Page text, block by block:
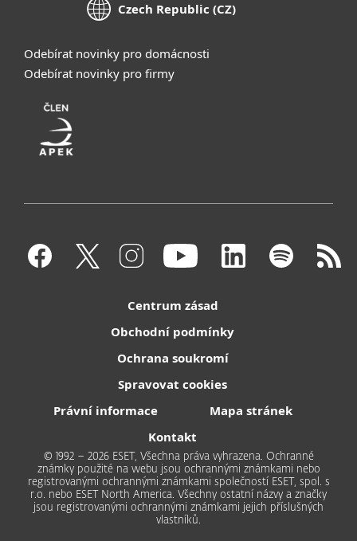
Czech Republic (CZ)
Odebírat novinky pro domácnosti
Odebírat novinky pro firmy
Centrum zásad
Obchodní podmínky
Ochrana soukromí
Spravovat cookies
Právní informace
Mapa stránek
Kontakt
© 1992 – 2026 ESET, Všechna práva vyhrazena. Ochranné
známky použité na webu jsou ochrannými známkami nebo
registrovanými ochrannými známkami společností ESET, spol. s
r.o. nebo ESET North America. Všechny ostatní názvy a značky
jsou registrovanými ochrannými známkami jejich příslušných
vlastníků.